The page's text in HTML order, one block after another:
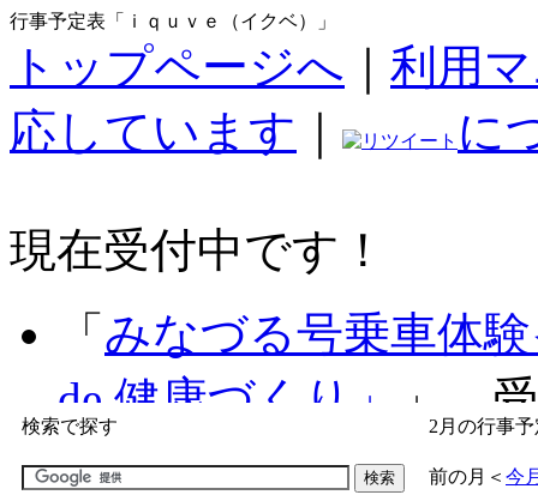
行事予定表「ｉｑｕｖｅ（イクベ）」
トップページへ
利用
応しています
に
現在受付中です！
「 みなづる号乗車体
de 健康づくり」
」 受
「子育て交流広場「
検索で探す 2月の行事
前の月 ＜ 今